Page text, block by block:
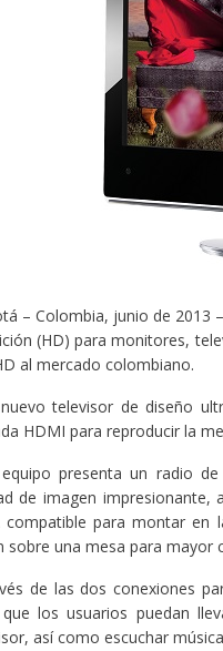
– Colombia, junio de 2013
(HD) para monitores,
al mercado colombiano.
televisor de diseño
HDMI para reproducir la
presenta un radio
de imagen impresionante,
compatible para montar
sobre una mesa para mayor
de las dos conexiones
los usuarios puedan
así como escuchar